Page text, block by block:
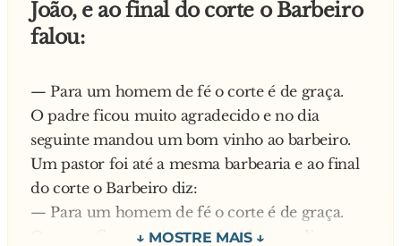
outro carro e por pouco não bateu:
- Esse daí - comentou Maria - conhece até a sua
mãe!
- Claro!
- Programinha de Índio, hein! Milhões de
O sujeito saiu do barbeiro injuriado. No dia
seguinte viajou, curtiu a viagem, que foi ótima.
Logo que voltou fez questão de voltar a
barbearia.
- E aí como foi a viagem? - perguntou o
barbeiro.
- Rapaz, você não sabe o que me aconteceu. Eu
João, e ao final do corte o Barbeiro
falou:
— Para um homem de fé o corte é de graça.
O padre ficou muito agradecido e no dia
seguinte mandou um bom vinho ao barbeiro.
Um pastor foi até a mesma barbearia e ao final
do corte o Barbeiro diz:
— Para um homem de fé o corte é de graça.
O pastor ficou muito agradecido e no dia